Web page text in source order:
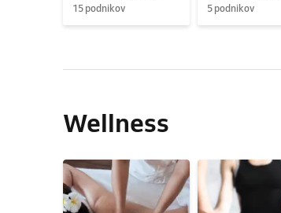
15 podnikov 5 podnikov
Wellness